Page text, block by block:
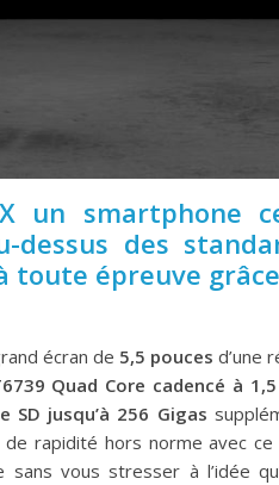
un smartphone
des
épreuve
écran de 5,5 pouces d’une
Quad Core cadencé à 1,5
SD jusqu’à 256 Gigas
rapidité hors norme avec ce
vous stresser à l’idée